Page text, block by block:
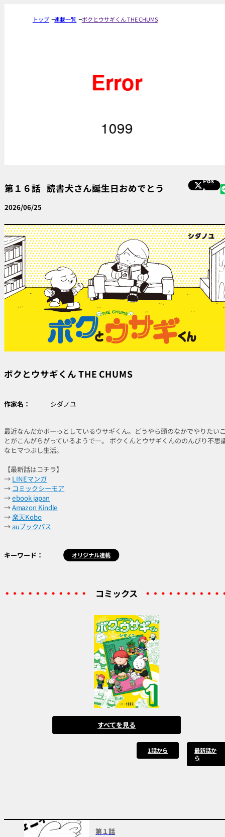
トップ 連載一覧 ボクとウサギくん THE CHUMS
第１６話 読書犬さん誕生日おめでとう
2026/06/25
Pos
t
ボクとウサギくん THE CHUMS
作家名： シダノユ
最近なんだかボーっとしているウサギくん。どうやら頭のなかでやりたい
とがこんがらがっているようで―。 ボクくんとウサギくんののんびり不思
なヒマつぶし生活。
【最新話はコチラ】
→ LINEマンガ
→ コミックシーモア
→ebook japan
→Amazon Kindle
→楽天Kobo
→auブックパス
キーワード： オリジナル連載
コミックス
すべてを見る
1話から 最新話か
ら
第１話